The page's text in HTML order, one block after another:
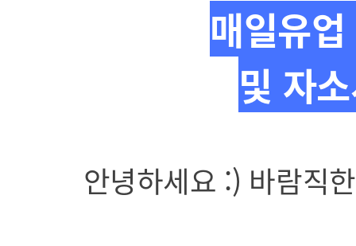
매일유
및 자
안녕하세요 :) 바람직한